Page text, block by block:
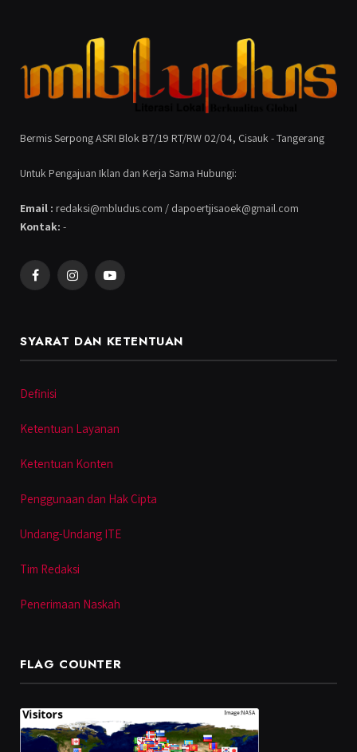
Bermis Serpong ASRI Blok B7/19 RT/RW 02/04, Cisauk - Tangerang
Untuk Pengajuan Iklan dan Kerja Sama Hubungi:
Email : redaksi@mbludus.com / dapoertjisaoek@gmail.com
Kontak: -
FacebookInstagramYouTube
SYARAT DAN KETENTUAN
Definisi
Ketentuan Layanan
Ketentuan Konten
Penggunaan dan Hak Cipta
Undang-Undang ITE
Tim Redaksi
Penerimaan Naskah
FLAG COUNTER